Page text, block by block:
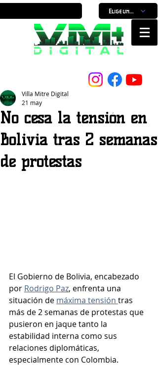
Elige un horario
No cesa la tensión en
Bolivia tras 2 semanas
de protestas
Villa Mitre Digital
21 may
El Gobierno de Bolivia, encabezado
por Rodrigo Paz, enfrenta una
situación de máxima tensión tras
más de 2 semanas de protestas que
pusieron en jaque tanto la
estabilidad interna como sus
relaciones diplomáticas,
especialmente con Colombia.